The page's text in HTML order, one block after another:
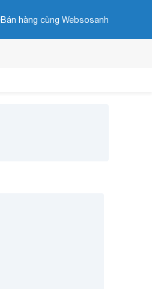
Bán hàng cùng Websosanh